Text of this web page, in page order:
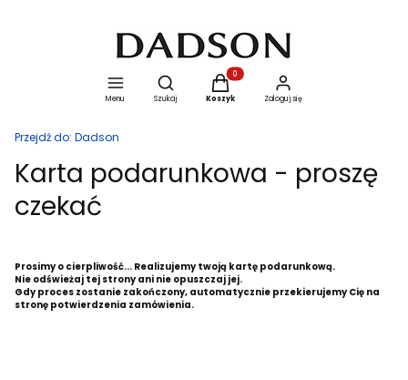
Menu
Otwórz wyszukiwarkę
Szukaj
Produkty w koszyku: 0. Zobacz
Koszyk Zaloguj się
Przejdź do: Dadson
Karta podarunkowa - proszę
czekać
Prosimy o cierpliwość... Realizujemy twoją kartę podarunkową.
Nie odświeżaj tej strony ani nie opuszczaj jej.
Gdy proces zostanie zakończony, automatycznie przekierujemy Cię na
stronę potwierdzenia zamówienia.